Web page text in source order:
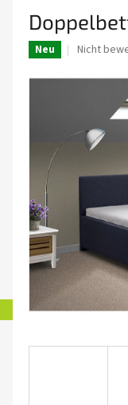
Neu
Die
5
Sternen.
Nicht